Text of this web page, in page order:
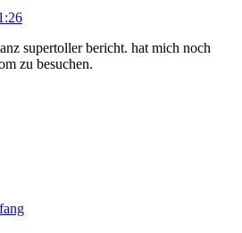
supertoller bericht. hat mich noch
zu besuchen.